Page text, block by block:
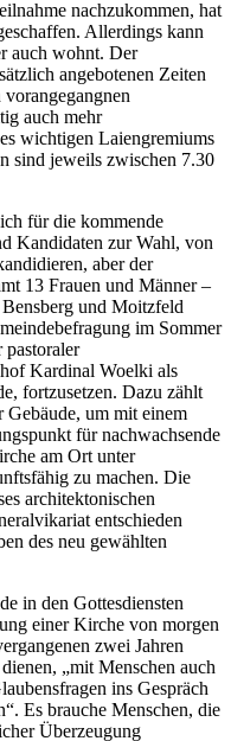
nachzukommen, hat
Allerdings kann
auch wohnt. Der
angebotenen Zeiten
auch mehr
wichtigen Laiengremiums
sind jeweils zwischen 7.30
für die kommende
Kandidaten zur Wahl, von
aber der
13 Frauen und Männer –
und Moitzfeld
im Sommer
pastoraler
Kardinal Woelki als
fortzusetzen. Dazu zählt
um mit einem
für nachwachsende
am Ort unter
zu machen. Die
architektonischen
entschieden
des neu gewählten
in den Gottesdiensten
einer Kirche von morgen
zwei Jahren
„mit Menschen auch
ins Gespräch
Es brauche Menschen, die
Überzeugung